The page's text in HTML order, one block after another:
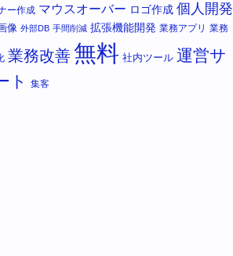
ー作成 マウスオーバー ロゴ作成 個人開発
像 外部DB 手間削減 拡張機能開発 業務アプリ 業務
業務改善無料 社内ツール 運営サ
ト
集客